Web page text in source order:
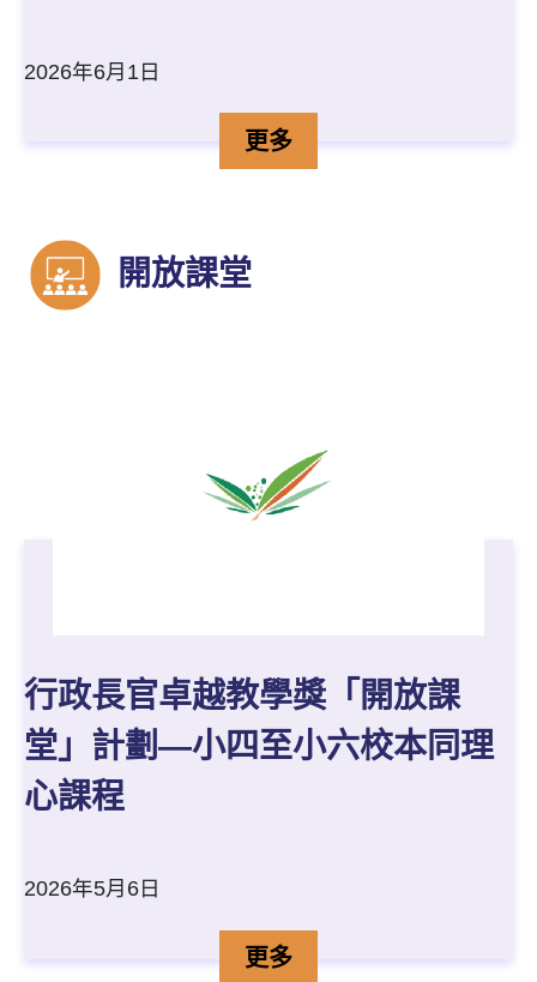
2026年6月1日
行政長官卓越教學獎「開
更多詳情
開放課堂
行政長官卓越教學獎「開放課
堂」計劃—小四至小六校本同理
心課程
2026年5月6日
行政長官卓越教學獎「開
更多詳情